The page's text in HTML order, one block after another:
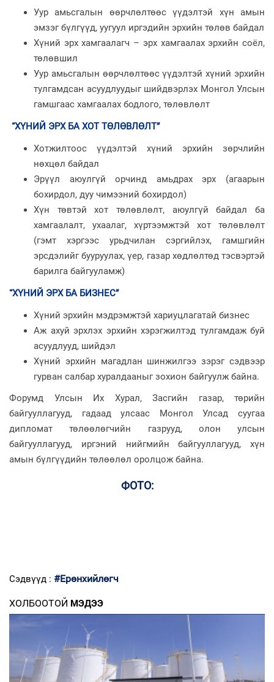
Уур амьсгалын өөрчлөлтөөс үүдэлтэй хүн амын
эмзэг бүлгүүд, уугуул иргэдийн эрхийн төлөв байдал
Хүний эрх хамгаалагч – эрх хамгаалах эрхийн соёл,
төлөвшил
Уур амьсгалын өөрчлөлтөөс үүдэлтэй хүний эрхийн
тулгамдсан асуудлуудыг шийдвэрлэх Монгол Улсын
гамшгаас хамгаалах бодлого, төлөвлөлт
“ХҮНИЙ ЭРХ БА ХОТ ТӨЛӨВЛӨЛТ”
Хотжилтоос үүдэлтэй хүний эрхийн зөрчлийн
нөхцөл байдал
Эрүүл аюулгүй орчинд амьдрах эрх (агаарын
бохирдол, дуу чимээний бохирдол)
Хүн төвтэй хот төлөвлөлт, аюулгүй байдал ба
хамгаалалт, ухаалаг, хүртээмжтэй хот төлөвлөлт
(гэмт хэргээс урьдчилан сэргийлэх, гамшгийн
эрсдэлийг бууруулах, үер, газар хөдлөлтөд тэсвэртэй
барилга байгууламж)
“ХҮНИЙ ЭРХ БА БИЗНЕС”
Хүний эрхийн мэдрэмжтэй хариуцлагатай бизнес
Аж ахуй эрхлэх эрхийн хэрэгжилтэд тулгамдаж буй
асуудлууд, шийдэл
Хүний эрхийн магадлан шинжилгээ зэрэг сэдвээр
гурван салбар хуралдааныг зохион байгуулж байна.
Форумд Улсын Их Хурал, Засгийн газар, төрийн
байгууллагууд, гадаад улсаас Монгол Улсад суугаа
дипломат төлөөлөгчийн газрууд, олон улсын
байгууллагууд, иргэний нийгмийн байгууллагууд, хүн
амын бүлгүүдийн төлөөлөл оролцож байна.
ФОТО:
Сэдвүүд : #Ерөнхийлөгч
ХОЛБООТОЙ МЭДЭЭ